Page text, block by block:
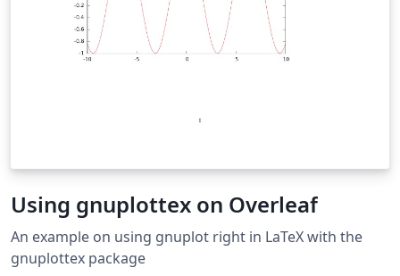
Using gnuplottex on Overleaf
An example on using gnuplot right in LaTeX with the
gnuplottex package